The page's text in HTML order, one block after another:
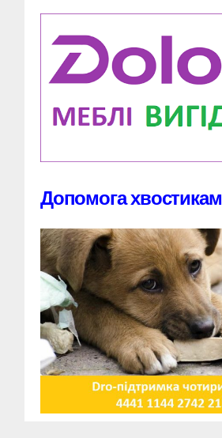
Допомога хвостикам